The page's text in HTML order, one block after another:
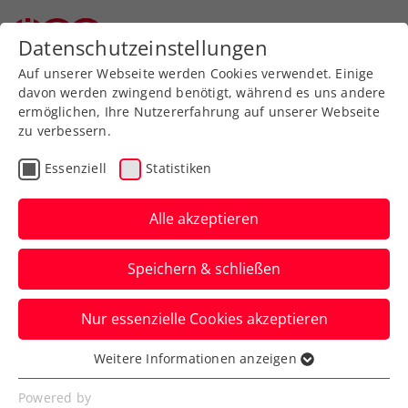
Zurück zur Newsübersicht
WTA
Upper Austria Ladies Linz
„ein Juwel mit sehr vielen
Facetten“
Turnierdirektorin Sandra Reichel zieht
Bilanz über die zweite Ausgabe des
Events als WTA-500-Turnier.
Verfasst von: Presseaussendung / Redaktion, 02.02.2025
Datenschutzeinstellungen
Auf unserer Webseite werden Cookies verwendet. Einige
davon werden zwingend benötigt, während es uns andere
ermöglichen, Ihre Nutzererfahrung auf unserer Webseite
zu verbessern.
Essenziell Statistiken
Alle akzeptieren
Speichern & schließen
Nur essenzielle Cookies akzeptieren
Essenziell
Essenzielle Cookies werden für grundlegende
Weitere Informationen anzeigen
Powered by